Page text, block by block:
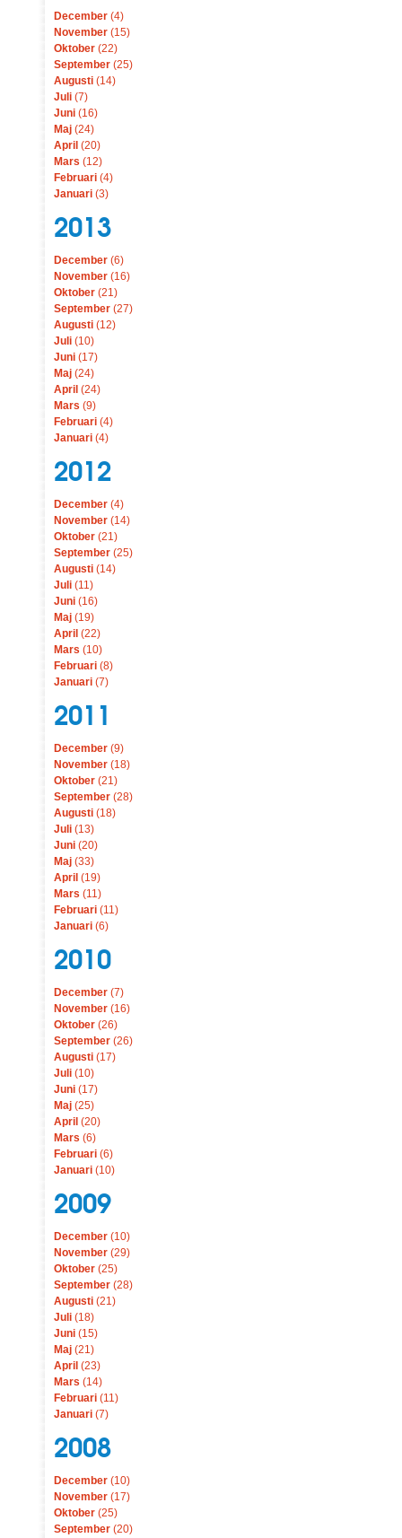
December (4)
November (15)
Oktober (22)
September (25)
Augusti (14)
Juli (7)
Juni (16)
Maj (24)
April (20)
Mars (12)
Februari (4)
Januari (3)
2013
December (6)
November (16)
Oktober (21)
September (27)
Augusti (12)
Juli (10)
Juni (17)
Maj (24)
April (24)
Mars (9)
Februari (4)
Januari (4)
2012
December (4)
November (14)
Oktober (21)
September (25)
Augusti (14)
Juli (11)
Juni (16)
Maj (19)
April (22)
Mars (10)
Februari (8)
Januari (7)
2011
December (9)
November (18)
Oktober (21)
September (28)
Augusti (18)
Juli (13)
Juni (20)
Maj (33)
April (19)
Mars (11)
Februari (11)
Januari (6)
2010
December (7)
November (16)
Oktober (26)
September (26)
Augusti (17)
Juli (10)
Juni (17)
Maj (25)
April (20)
Mars (6)
Februari (6)
Januari (10)
2009
December (10)
November (29)
Oktober (25)
September (28)
Augusti (21)
Juli (18)
Juni (15)
Maj (21)
April (23)
Mars (14)
Februari (11)
Januari (7)
2008
December (10)
November (17)
Oktober (25)
September (20)